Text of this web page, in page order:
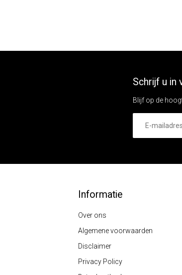
Schrijf u in
Blijf op de
Informatie
Over ons
Algemene voorwaarden
Disclaimer
Privacy Policy